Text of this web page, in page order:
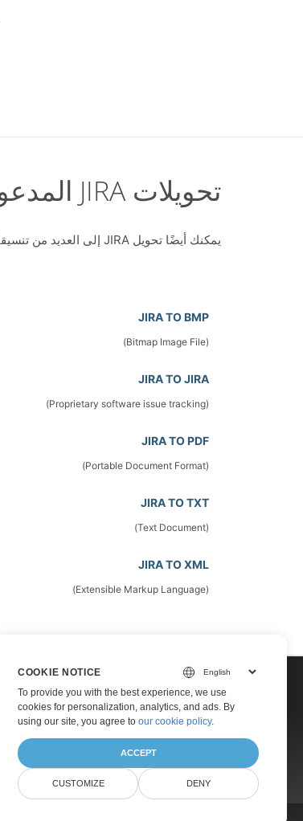
تحويلات JIRA المدعومة الأخرى
يمكنك أيضًا تحويل JIRA إلى العديد من تنسيقات الملفات الأخرى:
JIRA TO BMP
(Bitmap Image File)
JIRA TO JIRA
(Proprietary software issue tracking)
JIRA TO PDF
(Portable Document Format)
JIRA TO TXT
(Text Document)
JIRA TO XML
(Extensible Markup Language)
COOKIE NOTICE
To provide you with the best experience, we use
cookies for personalization, analytics, and ads. By
using our site, you agree to our cookie policy.
ACCEPT
CUSTOMIZE DENY